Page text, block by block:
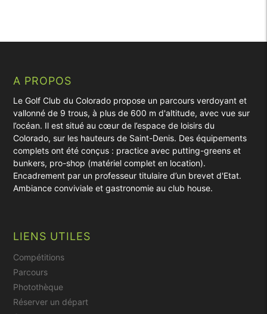
A PROPOS
Le Golf Club du Colorado propose un parcours verdoyant et
vallonné de 9 trous, à plus de 600 m d'altitude, avec vue sur
l’océan. Il est situé au cœur de l’espace de loisirs du
Colorado, sur les hauteurs de Saint-Denis. Des équipements
complets ont été conçus : practice avec putting-greens et
bunkers, pro-shop (matériel complet en location).
Encadrement par un professeur titulaire d’un brevet d'Etat.
Ambiance conviviale et gastronomie au club house.
LIENS UTILES
Compétitions
Parcours
Photothèque
Réserver un départ